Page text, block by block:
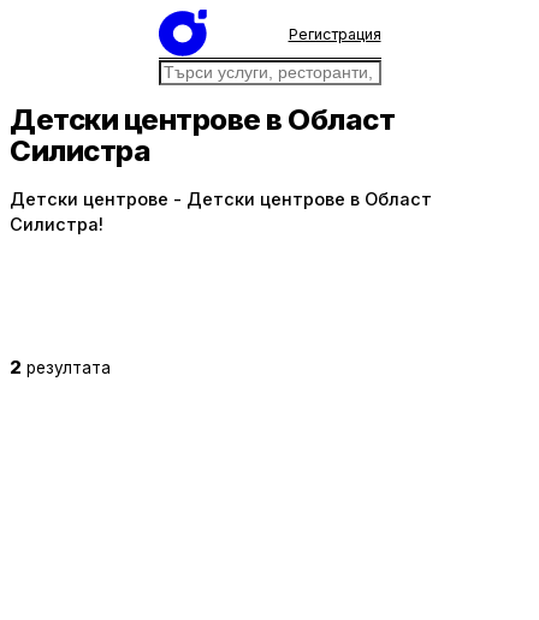
Регистрация
Детски центрове в Област
Силистра
Детски центрове - Детски центрове в Област
Силистра!
2 резултата